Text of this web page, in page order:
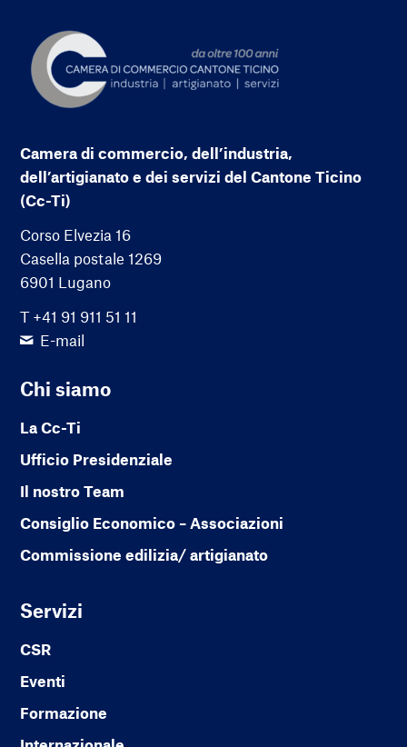
Camera di commercio, dell’industria,
dell’artigianato e dei servizi del Cantone Ticino
(Cc-Ti)
Corso Elvezia 16
Casella postale 1269
6901 Lugano
T +41 91 911 51 11
E-mail
Chi siamo
La Cc-Ti
Ufficio Presidenziale
Il nostro Team
Consiglio Economico – Associazioni
Commissione edilizia/ artigianato
Servizi
CSR
Eventi
Formazione